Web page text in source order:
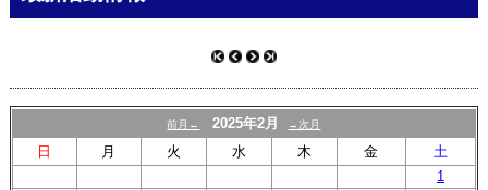
前月← 2025年2月 →次月
日 月 火 水 木 金
土
1